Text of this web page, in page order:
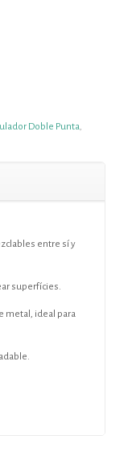
Doble Punta,
entre sí y
superfícies.
metal, ideal para